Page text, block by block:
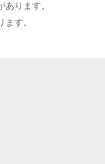
ります。
す。